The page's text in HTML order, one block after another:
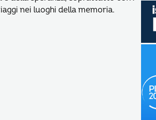
nei luoghi della memoria.